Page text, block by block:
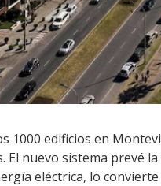
1000 edificios en
El nuevo sistema prevé
eléctrica, lo convierte